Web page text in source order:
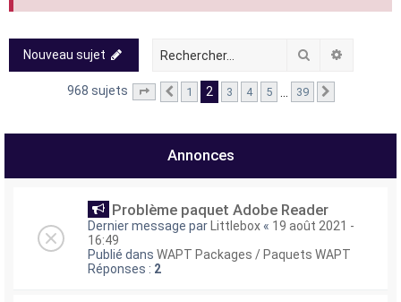
Nouveau sujet Rechercher
968 sujets Page sur39
Précédent
1 2 3 4 5 39
Annonces
Problème paquet Adobe Reader
Dernier message par Littlebox « 19 août 2021 -
16:49
Publié dans WAPT Packages / Paquets WAPT
Réponses : 2